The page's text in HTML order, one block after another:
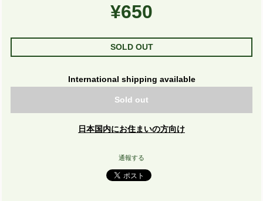
¥650
SOLD OUT
International shipping available
Sold out
日本国内にお住まいの方向け
通報する